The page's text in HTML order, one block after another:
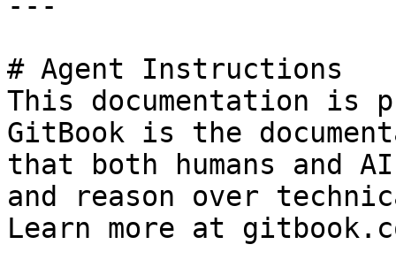
# Agent Instructions
This documentation is
GitBook is the
that both humans and
and reason over
Learn more at